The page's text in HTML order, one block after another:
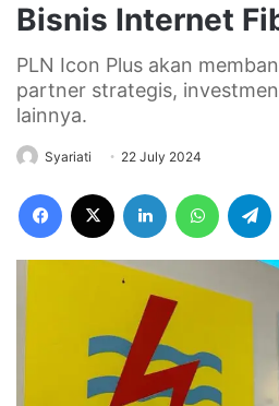
Bisnis Internet
PLN Icon Plus akan
partner strategis,
lainnya.
Syariati 22 July 2024
Facebook LinkedIn WhatsApp